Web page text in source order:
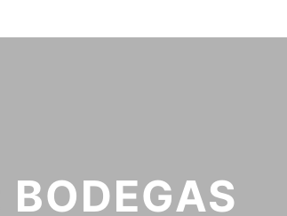
BODEGAS